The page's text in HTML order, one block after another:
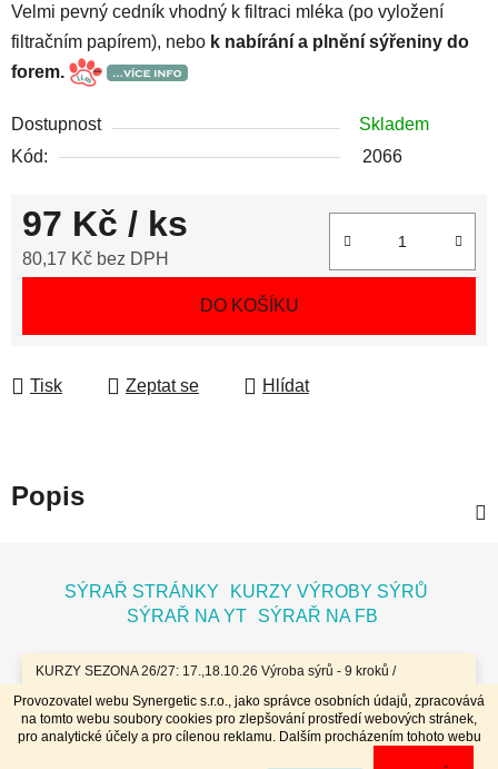
Provozovatel webu Synergetic s.r.o., jako správce osobních údajů, zpracovává
na tomto webu soubory cookies pro zlepšování prostředí webových stránek,
pro analytické účely a pro cílenou reklamu. Dalším procházením tohoto webu
KURZY SEZONA 26/27: 17.,18.10.26 Výroba sýrů - 9 kroků /
7.11.26 Bochníky - tvrdé zrající sýry / 8.11.26 Jogurty, Zákysy, Kefír
a Tvaroh + Hnětené a Tažené sýry/ 23.,24.1.27 Sýry doma /
20.,21.3.27 Výroba sýrů - 9 kroků / 10.4.27 Plísňáky - zrající sýry s
plísní / 11.4.27 Bochníky - tvrdé zrající sýry / 29.4..-2.5.27 Sýry 4
Velmi pevný cedník vhodný k filtraci mléka (po vyložení
filtračním papírem), nebo k nabírání a plnění sýřeniny do
forem.
Dostupnost
Skladem
Kód:
2066
97 Kč / ks
80,17 Kč bez DPH
DO KOŠÍKU
Tisk Zeptat se Hlídat
Popis
SÝRAŘ STRÁNKY
KURZY VÝROBY SÝRŮ
SÝRAŘ NA YT
SÝRAŘ NA FB
Vytvořil Shoptet